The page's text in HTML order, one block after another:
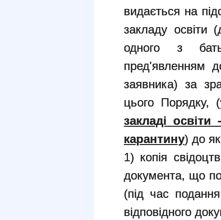
видається на
закладу освіти
одного з
пред'явленням
заявника) за
цього
закладі освіти
карантину) до
1) копія
документа, що
(під час
відповідного